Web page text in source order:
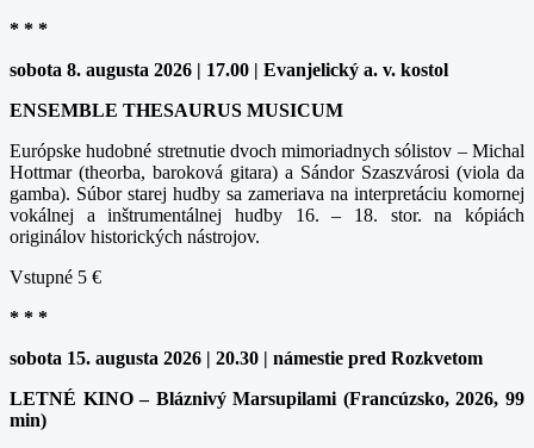
* * *
sobota 8. augusta 2026 | 17.00 | Evanjelický a. v. kostol
ENSEMBLE THESAURUS MUSICUM
Európske hudobné stretnutie dvoch mimoriadnych sólistov – Michal
Hottmar (theorba, baroková gitara) a Sándor Szaszvárosi (viola da
gamba). Súbor starej hudby sa zameriava na interpretáciu komornej
vokálnej a inštrumentálnej hudby 16. – 18. stor. na kópiách
originálov historických nástrojov.
Vstupné 5 €
* * *
sobota 15. augusta 2026 | 20.30 | námestie pred Rozkvetom
LETNÉ KINO – Bláznivý Marsupilami (Francúzsko, 2026, 99
min)